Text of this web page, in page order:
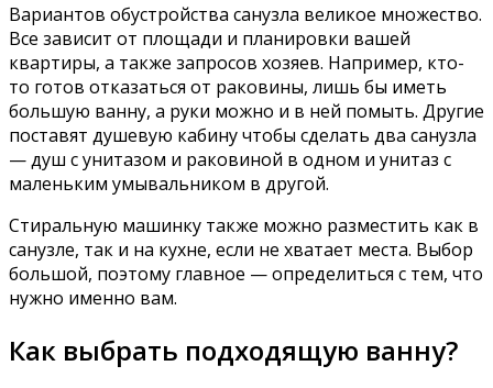
Вариантов обустройства санузла великое множество.
Все зависит от площади и планировки вашей
квартиры, а также запросов хозяев. Например, кто-
то готов отказаться от раковины, лишь бы иметь
большую ванну, а руки можно и в ней помыть. Другие
поставят душевую кабину чтобы сделать два санузла
— душ с унитазом и раковиной в одном и унитаз с
маленьким умывальником в другой.
Стиральную машинку также можно разместить как в
санузле, так и на кухне, если не хватает места. Выбор
большой, поэтому главное — определиться с тем, что
нужно именно вам.
Как выбрать подходящую ванну?